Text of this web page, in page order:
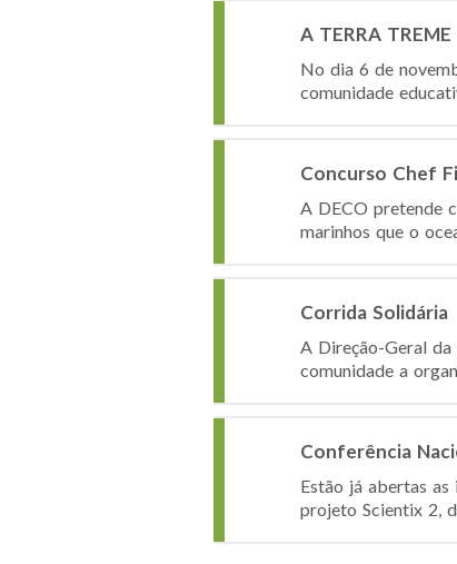
A TERRA
No dia 6 de
comunidade
Concurso Chef
A DECO pretende
marinhos que o
Corrida Solidária
A Direção-Geral
comunidade a
Conferência
Estão já abertas
projeto Scientix 2,